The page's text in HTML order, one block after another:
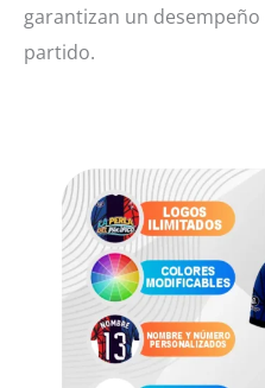
garantizan un
partido.